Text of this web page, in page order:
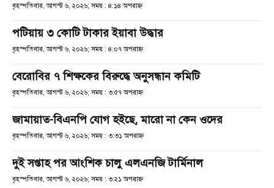
বৃহস্পতিবার, আগস্ট ৬, ২০২৬; সময় : ৪:১৪ অপরাহ্ণ
পটিয়ায় ৩ কোটি টাকার ইয়াবা উদ্ধার
বৃহস্পতিবার, আগস্ট ৬, ২০২৬; সময় : ৪:০৭ অপরাহ্ণ
বেরোবির ৭ শিক্ষকের বিরুদ্ধে অনুসন্ধান কমিটি
বৃহস্পতিবার, আগস্ট ৬, ২০২৬; সময় : ৩:৫৭ অপরাহ্ণ
জামায়াত-বিএনপি যোগ হইছে, মারো না কেন ওদের
বৃহস্পতিবার, আগস্ট ৬, ২০২৬; সময় : ৩:৩১ অপরাহ্ণ
দুই সপ্তাহ পর আংশিক চালু এলএনজি টার্মিনাল
বৃহস্পতিবার, আগস্ট ৬, ২০২৬; সময় : ৩:২১ অপরাহ্ণ